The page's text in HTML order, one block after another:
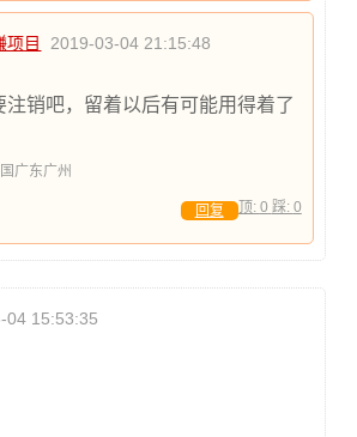
项目 2019-03-04 21:15:48
注销吧，留着以后有可能用得着了
广东广州
顶: 0 踩: 0
回复
04 15:53:35